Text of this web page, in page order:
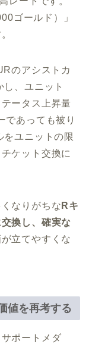
ゴールド）」
のアシストカ
、ユニット
ータス上昇量
であっても被り
をユニットの限
ケット交換に
なりがちな Rキ
換し、確実な
立てやすくな
値を再考する
ポートメダ